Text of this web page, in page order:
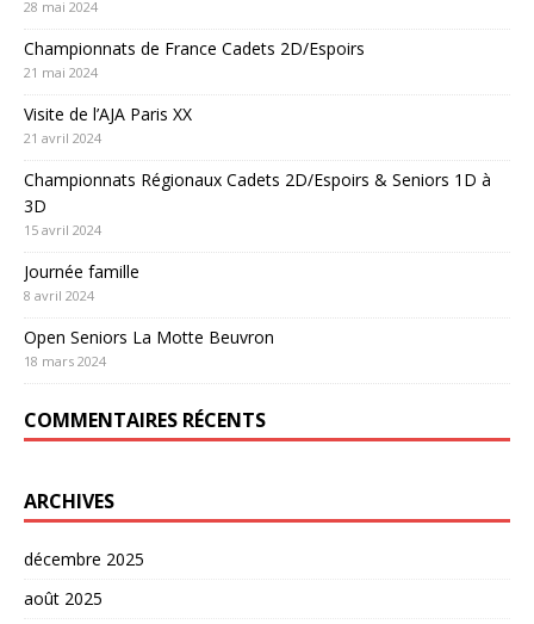
28 mai 2024
Championnats de France Cadets 2D/Espoirs
21 mai 2024
Visite de l’AJA Paris XX
21 avril 2024
Championnats Régionaux Cadets 2D/Espoirs & Seniors 1D à
3D
15 avril 2024
Journée famille
8 avril 2024
Open Seniors La Motte Beuvron
18 mars 2024
COMMENTAIRES RÉCENTS
ARCHIVES
décembre 2025
août 2025